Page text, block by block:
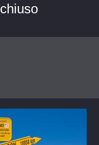
chiuso